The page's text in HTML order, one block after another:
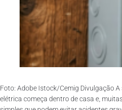
Foto: Adobe Istock/Cemig Divulgação
elétrica começa dentro de casa e,